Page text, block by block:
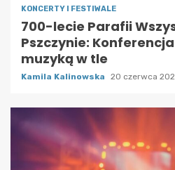
KONCERTY I FESTIWALE
700-lecie Parafii
Pszczynie:
muzyką w tle
Kamila Kalinowska 20 czerwca